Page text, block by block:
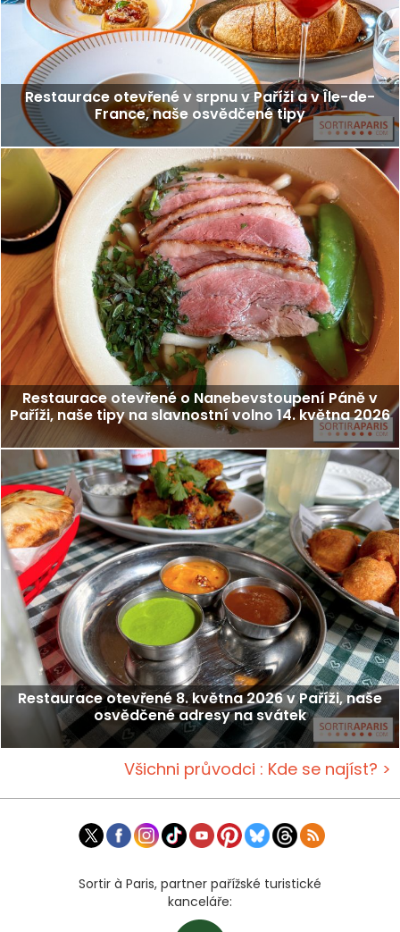
Restaurace otevřené v srpnu v Paříži a v Île-de-
France, naše osvědčené tipy
Restaurace otevřené o Nanebevstoupení Páně v
Paříži, naše tipy na slavnostní volno 14. května 2026
Restaurace otevřené 8. května 2026 v Paříži, naše
osvědčené adresy na svátek
Všichni průvodci : Kde se najíst? >
Sortir à Paris, partner pařížské turistické
kanceláře: